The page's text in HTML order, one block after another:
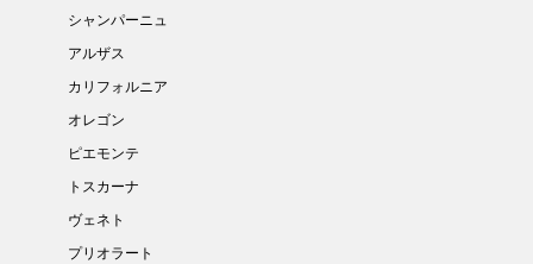
シャンパーニュ
アルザス
カリフォルニア
オレゴン
ピエモンテ
トスカーナ
ヴェネト
プリオラート